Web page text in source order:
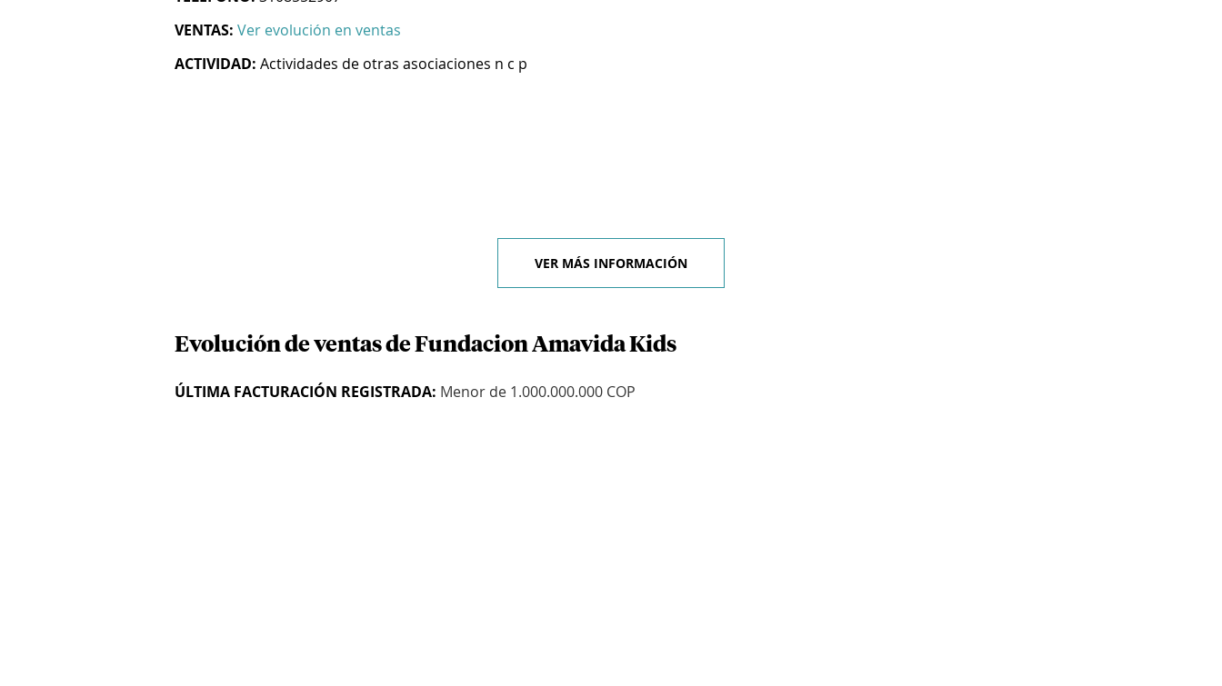
VENTAS: Ver evolución en ventas
ACTIVIDAD: Actividades de otras asociaciones n c p
VER MÁS INFORMACIÓN
Evolución de ventas de Fundacion Amavida Kids
ÚLTIMA FACTURACIÓN REGISTRADA: Menor de 1.000.000.000 COP